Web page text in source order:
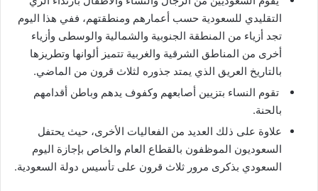
التقليدي للسعودية حسب أعمارهم ومنطقتهم، ففي هذا اليوم
تجد أزياء من المنطقة الجنوبية والشمالية والوسطى وأزياء
أخرى من المناطق الشرقية والغربية تتميز ألوانها وتطريزها
بالتاريخ العريق الذي يمتد جذوره لثلاث قرون من الماضي.
تقوم النساء بتزيين أصابعهم وكفوف يدهم وباطن أقدامهم
بالحنة.
علاوة على ذلك العديد من الفعاليات الأخرى، حيث يحتفل
السعوديون الموظفون بالقطاع العام والخاص بإجازة اليوم
السعودي بذكرى مرور ثلاث قرون على تأسيس دولة السعودية.